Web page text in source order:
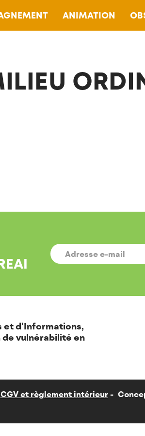
ANIMATION
E-
MAIL *
et d'Informations,
vulnérabilité en
CGV et règlement intérieur